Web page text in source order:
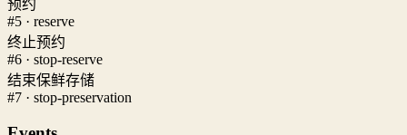
预约
#5 · reserve
终止预约
#6 · stop-reserve
结束保鲜存储
#7 · stop-preservation